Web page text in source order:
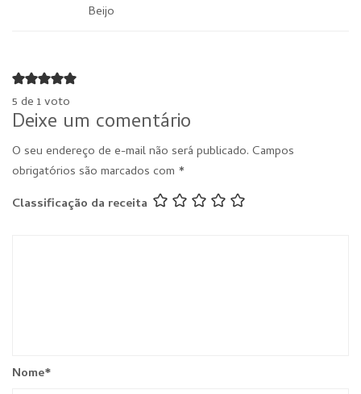
Beijo
5 de 1 voto
Deixe um comentário
O seu endereço de e-mail não será publicado. Campos
obrigatórios são marcados com *
Classificação da receita
Nome*